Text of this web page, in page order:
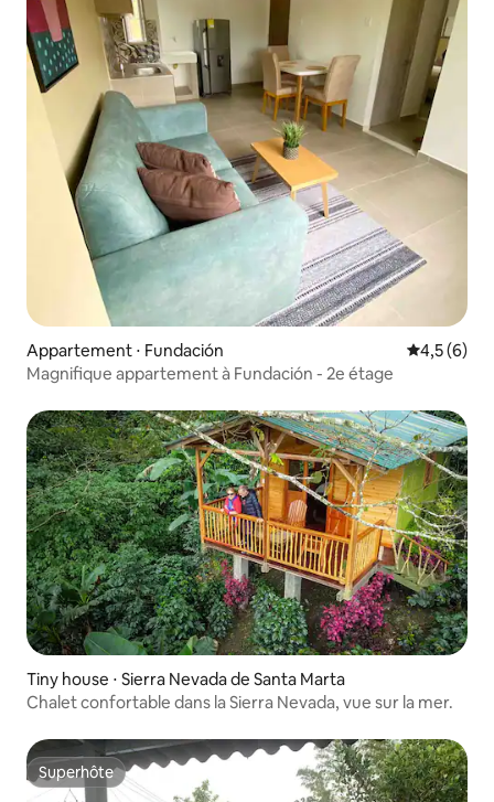
Appartement ⋅ Fundación Évaluation
4,5 (6)
Magnifique appartement à Fundación - 2e étage
Tiny house ⋅ Sierra Nevada de Santa Marta
Chalet confortable dans la Sierra Nevada, vue sur la mer.
Superhôte
Superhôte